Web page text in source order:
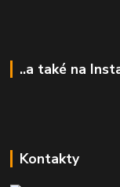
..a také na
Kontakty